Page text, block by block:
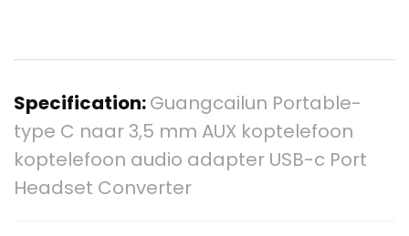
Specification:Guangcailun Portable-
type C naar 3,5 mm AUX koptelefoon
koptelefoon audio adapter USB-c Port
Headset Converter